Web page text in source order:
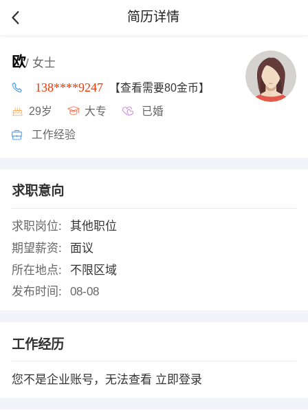
简历详情
欧/ 女士
138****9247 【查看需要80金币】
29岁 大专 已婚
工作经验
求职意向
求职岗位:
其他职位
期望薪资:
面议
所在地点:
不限区域
发布时间:
08-08
工作经历
您不是企业账号，无法查看 立即登录